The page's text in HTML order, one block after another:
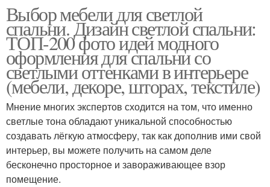
Выбор мебели для светлой
спальни. Дизайн светлой спальни:
ТОП-200 фото идей модного
оформления для спальни со
светлыми оттенками в интерьере
(мебели, декоре, шторах, текстиле)
Мнение многих экспертов сходится на том, что именно
светлые тона обладают уникальной способностью
создавать лёгкую атмосферу, так как дополнив ими свой
интерьер, вы можете получить на самом деле
бесконечно просторное и завораживающее взор
помещение.